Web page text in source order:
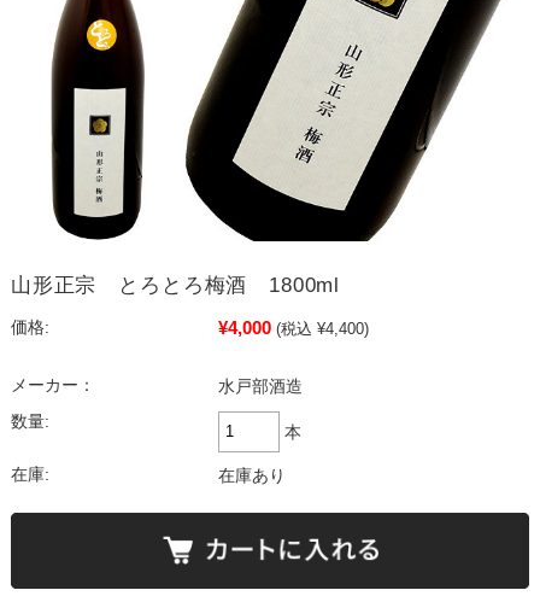
山形正宗 とろとろ梅酒 1800ml
価格: ¥4,000 (税込 ¥4,400)
メーカー：
水戸部酒造
数量:
本
在庫: 在庫あり